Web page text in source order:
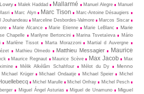
Malek Haddad Mallarmé Manuel Alegre
Manuel
Marc Alyn Marc Tison
Marc-Antoine Désaugiers
Jouhandeau Marceline Desbordes-Valmore
Marcos Siscar
Marie Alcance Marie Etienne Marie LeBlanc
Marie
Chapelle Marilyne Bertoncini Marina Tsvetaïeva
Mário
Marlène Tissot Marta Morazzoni
Martial d Auvergne
Mathieu Olmedo Matthieu Messagier
Maurice
Maurice Regnaut Maurice Scève Max Jacob
Max
Mélik Alkélâm Schahfour Mélot du Dy
Menno
Michael Krüger Michael Ondaatje Michael Speier
Michel
Michel Marulle Michel Onfray Michel Pesch
Miguel Ángel Asturias Miguel de Unamuno
Miguel